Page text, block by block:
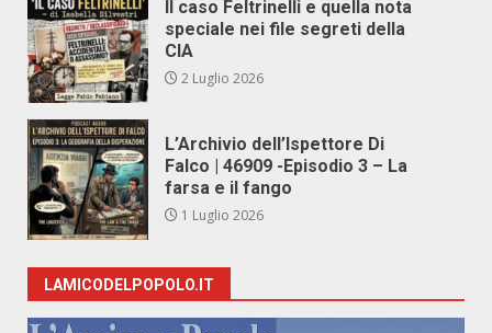
Il caso Feltrinelli e quella nota
speciale nei file segreti della
CIA
2 Luglio 2026
L’Archivio dell’Ispettore Di
Falco | 46909 -Episodio 3 – La
farsa e il fango
1 Luglio 2026
LAMICODELPOPOLO.IT